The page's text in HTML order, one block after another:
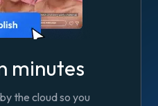
minutes
the cloud so you